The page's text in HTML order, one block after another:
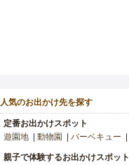
人気のお出かけ先を探す
定番お出かけスポット
遊園地
動物園 バーベキュー
親子で体験するお出かけスポット